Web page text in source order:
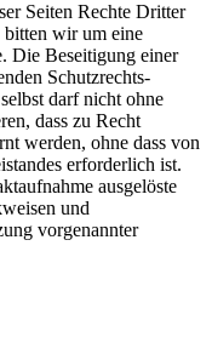
Seiten Rechte Dritter
bitten wir um eine
Die Beseitigung einer
Schutzrechts-
darf nicht ohne
dass zu Recht
werden, ohne dass von
erforderlich ist.
ausgelöste
und
vorgenannter